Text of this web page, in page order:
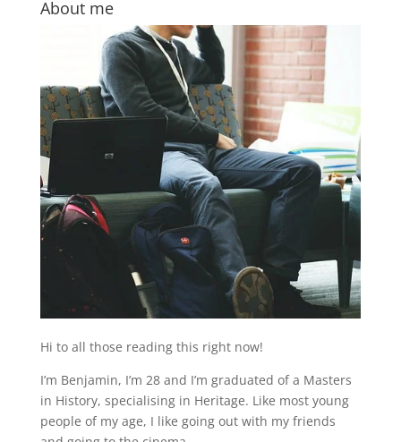
About me
Hi to all those reading this right now!
I’m Benjamin, I’m 28 and I’m graduated of a Masters
in History, specialising in Heritage. Like most young
people of my age, I like going out with my friends